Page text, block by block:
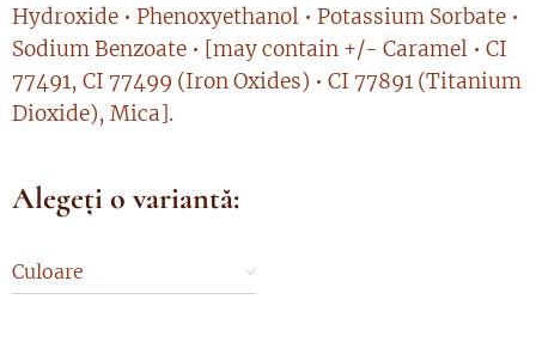
Hydroxide • Phenoxyethanol • Potassium Sorbate •
Sodium Benzoate • [may contain +/- Caramel • CI
77491, CI 77499 (Iron Oxides) • CI 77891 (Titanium
Dioxide), Mica].
Alegeți o variantă:
Culoare